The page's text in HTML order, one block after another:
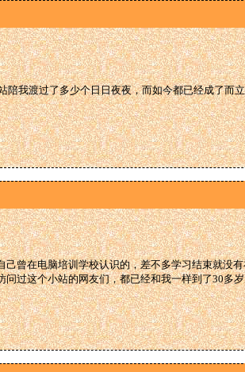
我渡过了多少个日日夜夜，而如今都已经成了而
曾在电脑培训学校认识的，差不多学习结束就没
过这个小站的网友们，都已经和我一样到了30多